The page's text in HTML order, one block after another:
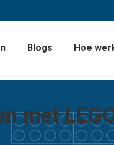
Blogs Hoe
met